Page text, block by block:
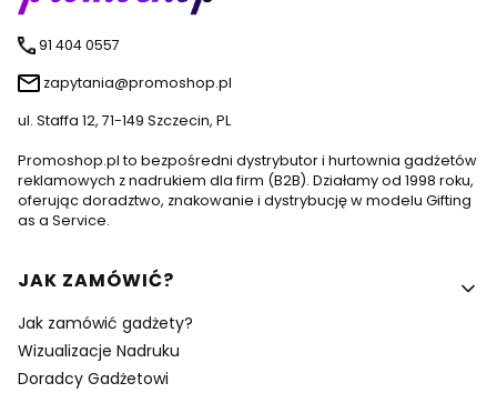
91 404 0557
zapytania@promoshop.pl
ul. Staffa 12, 71-149 Szczecin, PL
Promoshop.pl to bezpośredni dystrybutor i hurtownia gadżetów
reklamowych z nadrukiem dla firm (B2B). Działamy od 1998 roku,
oferując doradztwo, znakowanie i dystrybucję w modelu Gifting
as a Service.
Linki w stopce
JAK ZAMÓWIĆ?
Jak zamówić gadżety?
Wizualizacje Nadruku
Doradcy Gadżetowi